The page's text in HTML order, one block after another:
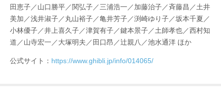
田恵子／山口勝平／関弘子／三浦浩一／加藤治子／斉藤昌／土井
美加／浅井淑子／丸山裕子／亀井芳子／渕崎ゆり子／坂本千夏／
小林優子／井上喜久子／津賀有子／鍵本景子／土師孝也／西村知
道／山寺宏一／大塚明夫／田口昂／辻親八／池水通洋 ほか
公式サイト： https://www.ghibli.jp/info/014065/